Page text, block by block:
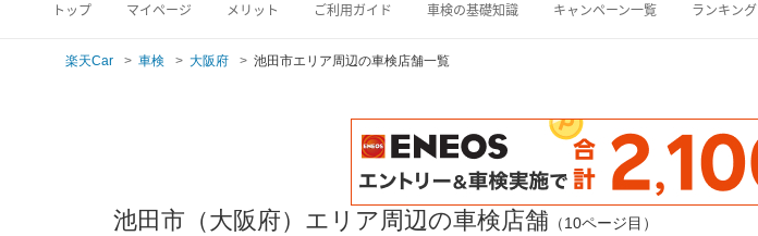
トップ マイページ メリット ご利用ガイド 車検の基礎知識 キャンペーン一覧 ランキング
楽天Car 車検 大阪府 池田市エリア周辺の車検店舗一覧
池田市（大阪府）エリア周辺の車検店舗 （10ページ目）